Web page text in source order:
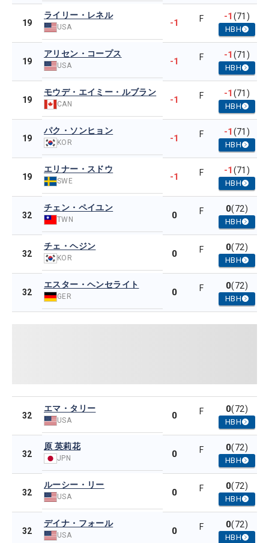
19
ライリー・レネル
USA -1 F -1(71)
HBH
19
アリセン・コープス
USA -1 F -1(71)
HBH
19
モウデ・エイミー・ルブラン
CAN -1 F -1(71)
HBH
19
パク・ソンヒョン
KOR -1 F -1(71)
HBH
19
エリナー・スドウ
SWE -1 F -1(71)
HBH
32
チェン・ペイユン
TWN 0 F 0(72)
HBH
32
チェ・ヘジン
KOR 0 F 0(72)
HBH
32
エスター・ヘンセライト
GER 0 F 0(72)
HBH
32
エマ・タリー
USA 0 F 0(72)
HBH
32
原 英莉花
JPN 0 F 0(72)
HBH
32
ルーシー・リー
USA 0 F 0(72)
HBH
32
デイナ・フォール
USA 0 F 0(72)
HBH